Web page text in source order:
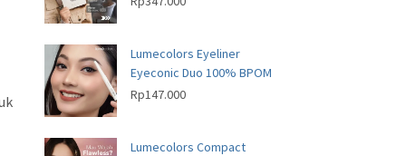
Lumecolors Eyeliner
Eyeconic Duo 100% BPOM
Rp147.000
Lumecolors Compact